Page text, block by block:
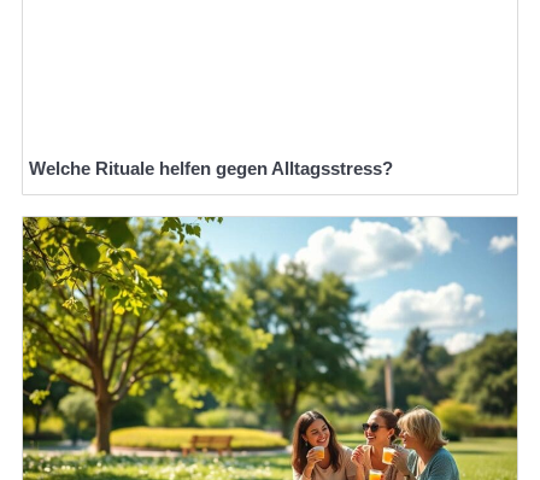
Welche Rituale helfen gegen Alltagsstress?